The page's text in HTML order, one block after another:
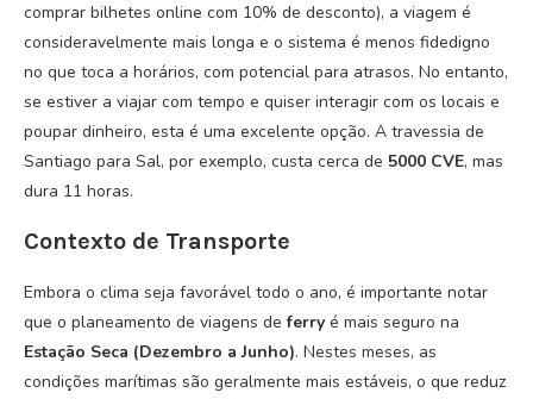
comprar bilhetes online com 10% de desconto), a viagem é
consideravelmente mais longa e o sistema é menos fidedigno
no que toca a horários, com potencial para atrasos. No entanto,
se estiver a viajar com tempo e quiser interagir com os locais e
poupar dinheiro, esta é uma excelente opção. A travessia de
Santiago para Sal, por exemplo, custa cerca de 5000 CVE, mas
dura 11 horas.
Contexto de Transporte
Embora o clima seja favorável todo o ano, é importante notar
que o planeamento de viagens deferry é mais seguro na
Estação Seca (Dezembro a Junho). Nestes meses, as
condições marítimas são geralmente mais estáveis, o que reduz